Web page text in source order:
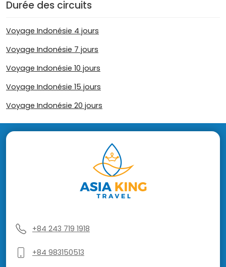
Durée des circuits
Voyage Indonésie 4 jours
Voyage Indonésie 7 jours
Voyage Indonésie 10 jours
Voyage Indonésie 15 jours
Voyage Indonésie 20 jours
+84 243 719 1918
+84 983150513